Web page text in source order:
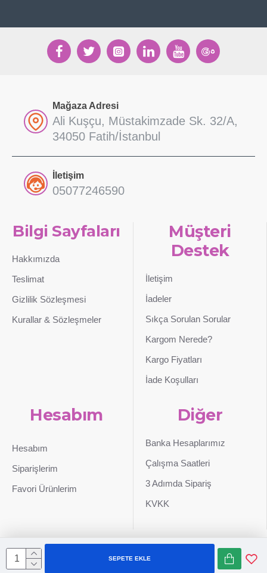
SEPETE EKLE
Mağaza Adresi
Ali Kuşçu, Müstakimzade Sk. 32/A,
34050 Fatih/İstanbul
İletişim
05077246590
Bilgi Sayfaları
Hakkımızda
Teslimat
Gizlilik Sözleşmesi
Kurallar & Sözleşmeler
Müşteri
Destek
İletişim
İadeler
Sıkça Sorulan Sorular
Kargom Nerede?
Kargo Fiyatları
İade Koşulları
Hesabım
Hesabım
Siparişlerim
Favori Ürünlerim
Diğer
Banka Hesaplarımız
Çalışma Saatleri
3 Adımda Sipariş
KVKK